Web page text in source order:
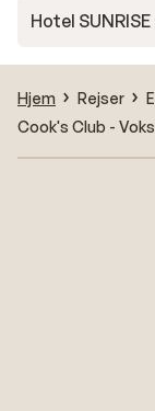
Hotel
Hjem Rejser
Cook's Club -